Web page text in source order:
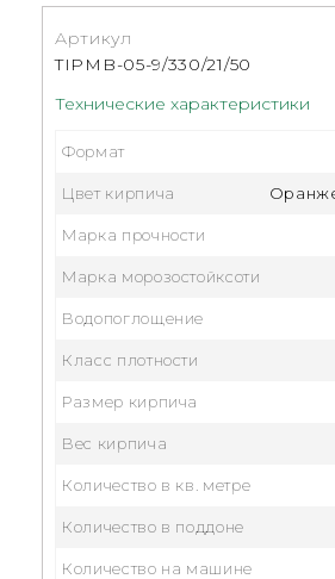
Технические характеристики
Артикул
TIPMB-05-9/330/21/50
Формат
Цвет кирпича
Марка прочности
Марка морозостойксоти
Водопоглощение
Класс плотности
Размер кирпича
Вес кирпича
Количество в кв. метре
Количество в поддоне
Количество на машине